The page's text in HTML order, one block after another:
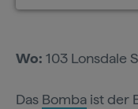
Wo: 103 Lonsdale
Das Bomba ist der